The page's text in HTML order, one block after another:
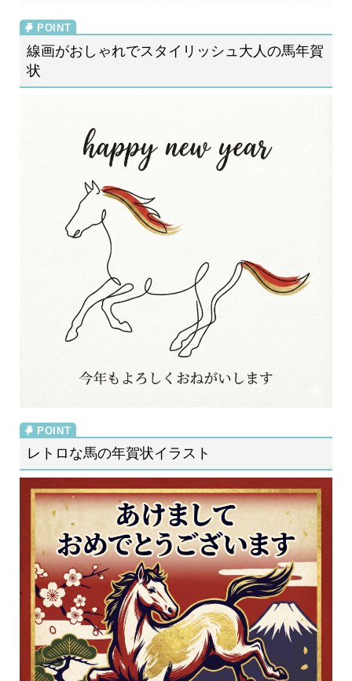
線画がおしゃれでスタイリッシュ大人の馬年賀
状
レトロな馬の年賀状イラスト